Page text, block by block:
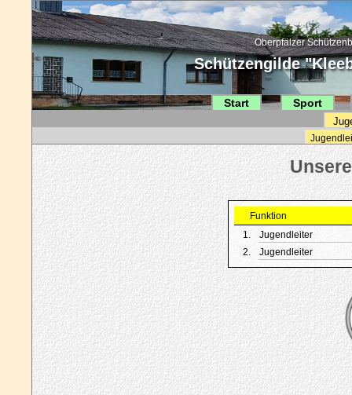
Oberpfälzer
Schützengilde
Start Sport
Funktion
1.
Jugendleiter
2.
Jugendleiter